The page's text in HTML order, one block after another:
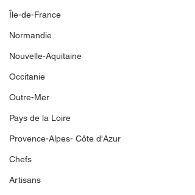
Île-de-France
Normandie
Nouvelle-Aquitaine
Occitanie
Outre-Mer
Pays de la Loire
Provence-Alpes- Côte d'Azur
Chefs
Artisans